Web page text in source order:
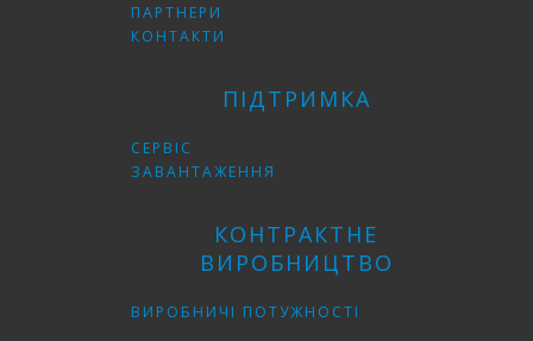
ПАРТНЕРИ
КОНТАКТИ
ПІДТРИМКА
СЕРВІС
ЗАВАНТАЖЕННЯ
КОНТРАКТНЕ
ВИРОБНИЦТВО
ВИРОБНИЧІ ПОТУЖНОСТІ